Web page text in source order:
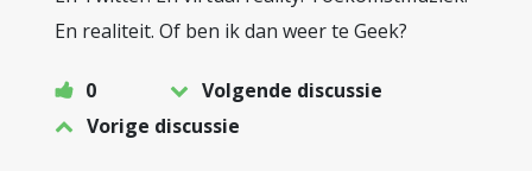
En realiteit. Of ben ik dan weer te Geek?
0
Volgende discussie
Vorige discussie